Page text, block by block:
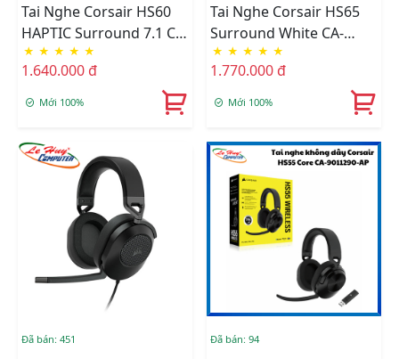
Tai Nghe Corsair HS60
HAPTIC Surround 7.1 CA-
9011225-AP
★ ★ ★ ★ ★
1.640.000 đ
Mới 100%
Tai Nghe Corsair HS65
Surround White CA-
9011271-AP
★ ★ ★ ★ ★
1.770.000 đ
Mới 100%
Đã bán: 451 Đã bán: 94